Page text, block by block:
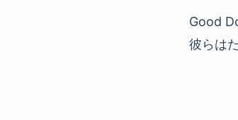
Good
彼らは